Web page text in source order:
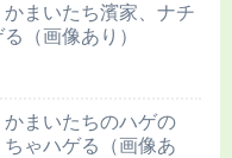
かまいたち濱家、ナチ
（画像あり）
かまいたちのハゲの
ゃハゲる（画像あ